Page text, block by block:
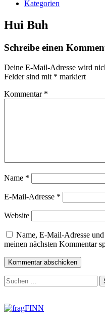
Kategorien
Hui Buh
Schreibe einen
Deine E-Mail-Adresse wird
Felder sind mit * markiert
Kommentar *
Name *
E-Mail-Adresse *
Website
Name, E-Mail-Adresse
meinen nächsten Kommentar
Zum
Footer
Suchen
nach: